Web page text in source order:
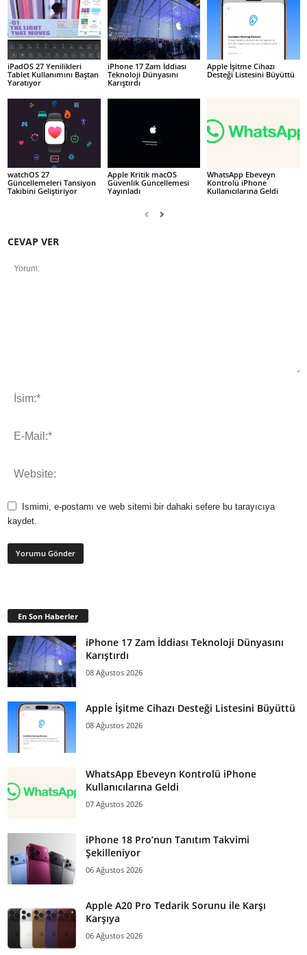
iPadOS 27 Yenilikleri
Tablet Kullanımını Baştan
Yaratıyor
iPhone 17 Zam İddiası
Teknoloji Dünyasını
Karıştırdı
Apple İşitme Cihazı
Desteği Listesini Büyüttü
watchOS 27
Güncellemeleri Tansiyon
Takibini Geliştiriyor
Apple Kritik macOS
Güvenlik Güncellemesi
Yayınladı
WhatsApp Ebeveyn
Kontrolü iPhone
Kullanıcılarına Geldi
CEVAP VER
Ismimi, e-postamı ve web sitemi bir dahaki sefere bu tarayıcıya
kaydet.
En Son Haberler
iPhone 17 Zam İddiası Teknoloji Dünyasını
Karıştırdı
08 Ağustos 2026
Apple İşitme Cihazı Desteği Listesini Büyüttü
08 Ağustos 2026
WhatsApp Ebeveyn Kontrolü iPhone
Kullanıcılarına Geldi
07 Ağustos 2026
iPhone 18 Pro’nun Tanıtım Takvimi
Şekilleniyor
06 Ağustos 2026
Apple A20 Pro Tedarik Sorunu ile Karşı
Karşıya
06 Ağustos 2026